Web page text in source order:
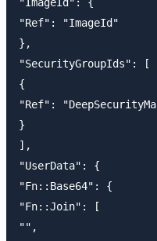
"Ref": "ImageId"
},
"SecurityGroupIds": [
{
"Ref":
}
],
"UserData": {
"Fn::Base64": {
"Fn::Join": [
"",